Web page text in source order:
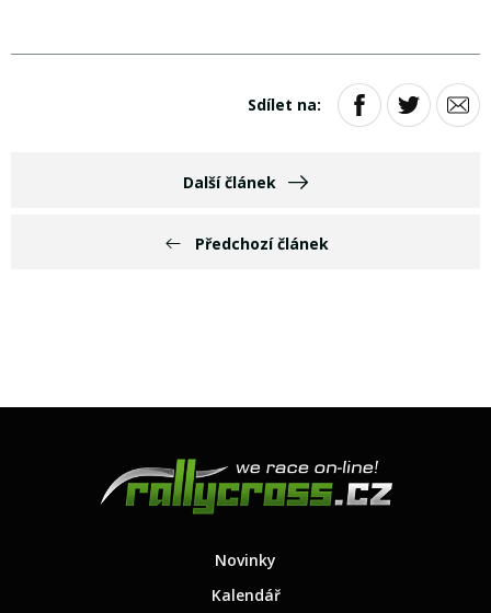
Předchozí článek
Sdílet na:
Další článek
Novinky
Kalendář